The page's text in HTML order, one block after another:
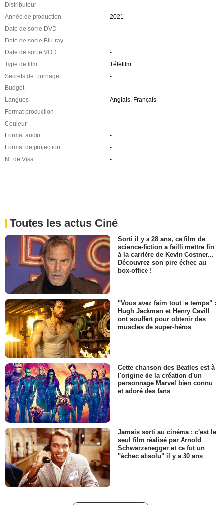
Distributeur
-
Année de production
2021
Date de sortie DVD
-
Date de sortie Blu-ray
-
Date de sortie VOD
-
Type de film
Télefilm
Secrets de tournage
-
Budget
-
Langues
Anglais, Français
Format production
-
Couleur
-
Format audio
-
Format de projection
-
N° de Visa
-
Toutes les actus Ciné
Sorti il y a 28 ans, ce film de
science-fiction a failli mettre fin
à la carrière de Kevin Costner...
Découvrez son pire échec au
box-office !
"Vous avez faim tout le temps" :
Hugh Jackman et Henry Cavill
ont souffert pour obtenir des
muscles de super-héros
Cette chanson des Beatles est à
l'origine de la création d'un
personnage Marvel bien connu
et adoré des fans
Jamais sorti au cinéma : c'est le
seul film réalisé par Arnold
Schwarzenegger et ce fut un
"échec absolu" il y a 30 ans